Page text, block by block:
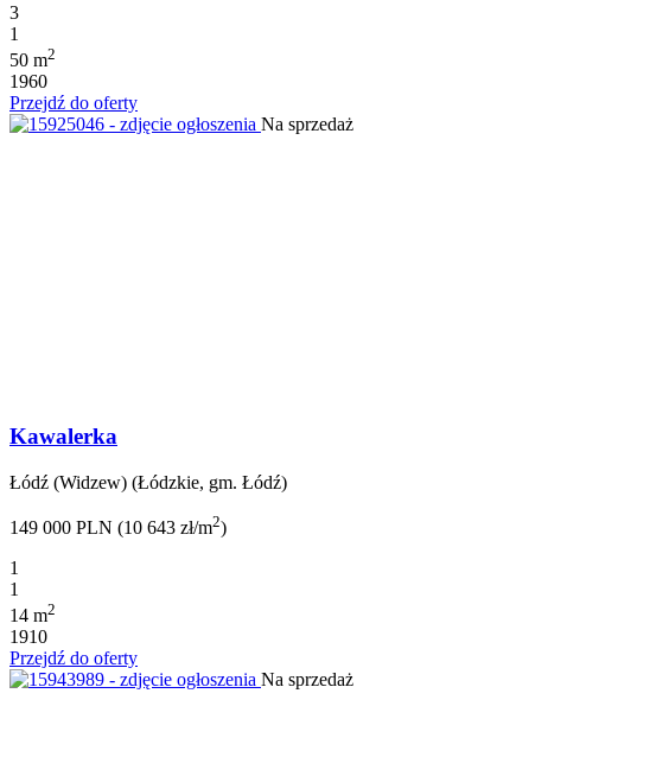
3
1
50 m2
1960
Przejdź do oferty
Na sprzedaż
Kawalerka
Łódź (Widzew) (Łódzkie, gm. Łódź)
149 000 PLN (10 643 zł/m2)
1
1
14 m2
1910
Przejdź do oferty
Na sprzedaż